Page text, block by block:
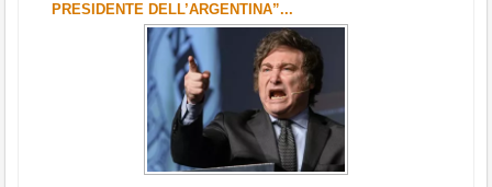
PRESIDENTE DELL’ARGENTINA”...